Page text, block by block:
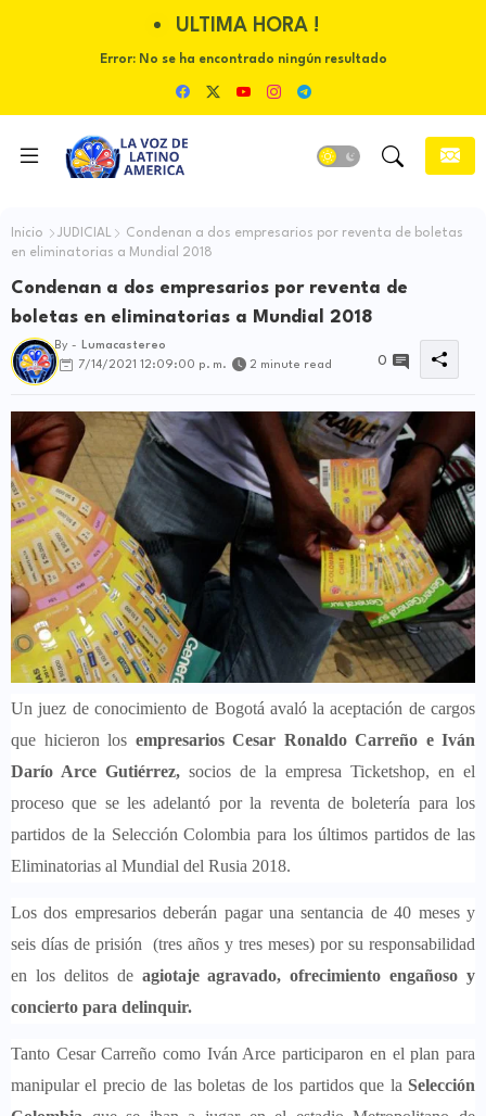
ULTIMA HORA !
Error:No se ha encontrado ningún resultado
Inicio JUDICIAL
Condenan a dos empresarios por reventa de boletas
en eliminatorias a Mundial 2018
Condenan a dos empresarios por reventa de
boletas en eliminatorias a Mundial 2018
By -
Lumacastereo
7/14/2021 12:09:00 p. m.
2 minute read 0
Un juez de conocimiento de Bogotá avaló la aceptación de cargos
que hicieron los empresarios Cesar Ronaldo Carreño e Iván
Darío Arce Gutiérrez, socios de la empresa Ticketshop, en el
proceso que se les adelantó por la reventa de boletería para los
partidos de la Selección Colombia para los últimos partidos de las
Eliminatorias al Mundial del Rusia 2018.
Los dos empresarios deberán pagar una sentancia de 40 meses y
seis días de prisión (tres años y tres meses) por su responsabilidad
en los delitos de agiotaje agravado, ofrecimiento engañoso y
concierto para delinquir.
Tanto Cesar Carreño como Iván Arce participaron en el plan para
manipular el precio de las boletas de los partidos que la Selección